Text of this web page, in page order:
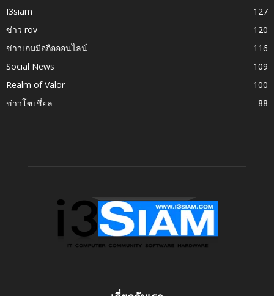
I3siam
127
ข่าว rov
120
ข่าวเกมมือถือออนไลน์
116
Social News
109
Realm of Valor
100
ข่าวโซเชี่ยล
88